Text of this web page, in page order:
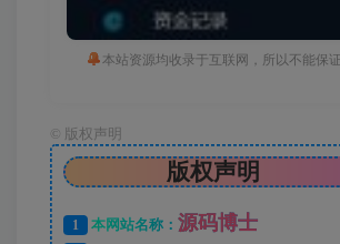
本站资源均收录于互联网，所以不能保
版权声明
版权声明
1 本网站名称： 源码博士